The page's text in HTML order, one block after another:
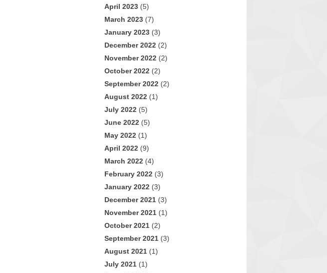
April 2023 (5)
March 2023 (7)
January 2023 (3)
December 2022 (2)
November 2022 (2)
October 2022 (2)
September 2022 (2)
August 2022 (1)
July 2022 (5)
June 2022 (5)
May 2022 (1)
April 2022 (9)
March 2022 (4)
February 2022 (3)
January 2022 (3)
December 2021 (3)
November 2021 (1)
October 2021 (2)
September 2021 (3)
August 2021 (1)
July 2021 (1)